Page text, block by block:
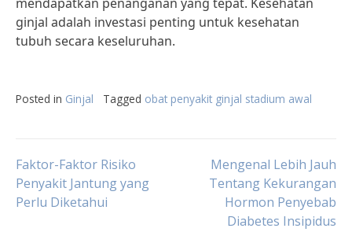
ginjal adalah investasi penting untuk kesehatan
tubuh secara keseluruhan.
Posted in Ginjal Tagged obat penyakit ginjal stadium awal
Post
navigation
Faktor-Faktor Risiko
Penyakit Jantung yang
Perlu Diketahui
Mengenal Lebih Jauh
Tentang Kekurangan
Hormon Penyebab
Diabetes Insipidus